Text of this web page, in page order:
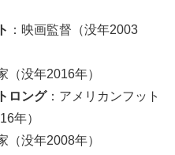
：映画監督（没年2003
（没年2016年）
ロング：アメリカンフット
年）
（没年2008年）